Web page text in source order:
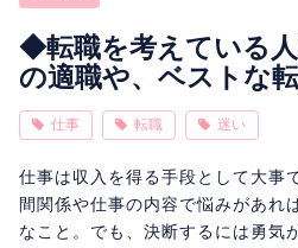
◆転職を考えている
の適職や、ベストな
仕事 転職 迷い
仕事は収入を得る手段として大事
間関係や仕事の内容で悩みがあれ
なこと。でも、決断するには勇気